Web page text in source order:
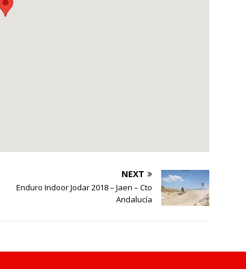
NEXT
Enduro Indoor Jodar 2018 – Jaen – Cto
Andalucía